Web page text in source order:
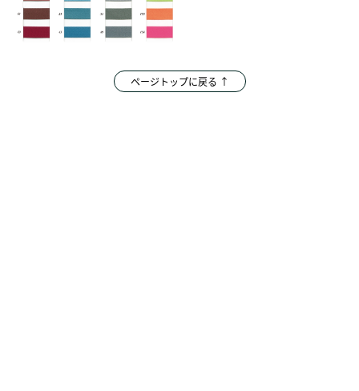
ページトップに戻る ↑